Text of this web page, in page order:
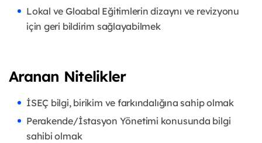
Lokal ve Gloabal Eğitimlerin dizaynı ve revizyonu
için geri bildirim sağlayabilmek
Aranan Nitelikler
İSEÇ bilgi, birikim ve farkındalığına sahip olmak
Perakende/İstasyon Yönetimi konusunda bilgi
sahibi olmak